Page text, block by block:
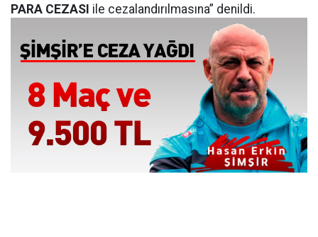
PARA CEZASI ile cezalandırılmasına” denildi.